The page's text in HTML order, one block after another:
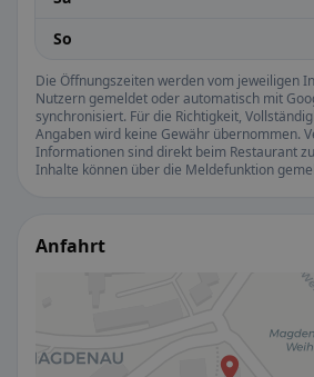
So
Die Öffnungszeiten werden vom jeweiligen
Nutzern gemeldet oder automatisch mit
synchronisiert. Für die Richtigkeit,
Angaben wird keine Gewähr übernommen.
Informationen sind direkt beim Restaurant
Inhalte können über die Meldefunktion
Anfahrt